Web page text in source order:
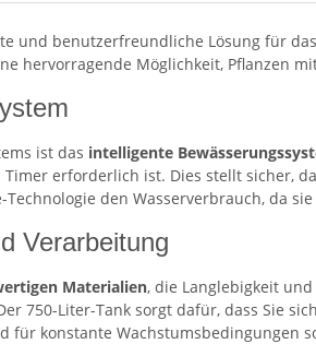
und benutzerfreundliche Lösung für
hervorragende Möglichkeit, Pflanzen
ist das intelligente
erforderlich ist. Dies stellt sicher,
den Wasserverbrauch, da
Verarbeitung
Materialien, die Langlebigkeit
750-Liter-Tank sorgt dafür, dass Sie
konstante Wachstumsbedingungen